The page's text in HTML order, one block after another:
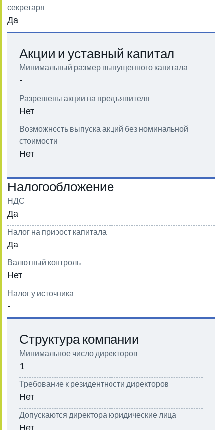
секретаря
Да
Акции и уставный капитал
Минимальный размер выпущенного капитала
-
Разрешены акции на предъявителя
Нет
Возможность выпуска акций без номинальной
стоимости
Нет
Налогообложение
НДС
Да
Налог на прирост капитала
Да
Валютный контроль
Нет
Налог у источника
-
Структура компании
Минимальное число директоров
1
Требование к резидентности директоров
Нет
Допускаются директора юридические лица
Нет